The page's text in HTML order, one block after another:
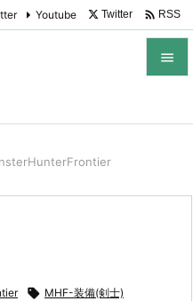

Youtube Twitter  RSS
 MHF-装備(剣士)